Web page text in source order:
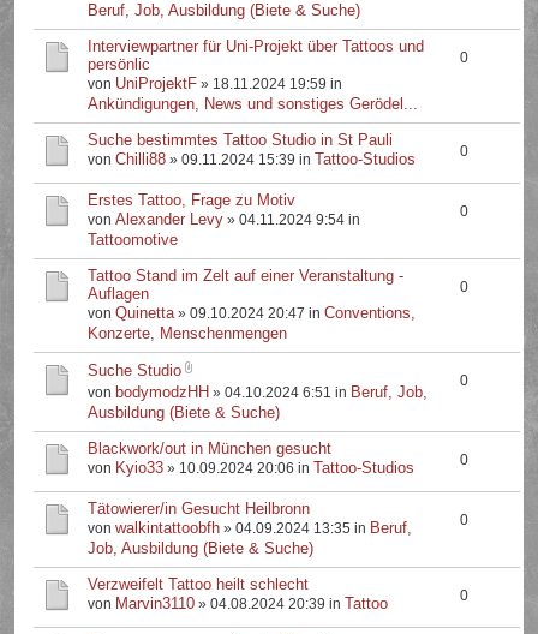
Beruf, Job, Ausbildung (Biete & Suche)
Interviewpartner für Uni-Projekt über Tattoos und
persönlic
von UniProjektF » 18.11.2024 19:59 in
Ankündigungen, News und sonstiges Gerödel...
0
Suche bestimmtes Tattoo Studio in St Pauli
vonChilli88 » 09.11.2024 15:39 in Tattoo-Studios 0
Erstes Tattoo, Frage zu Motiv
vonAlexander Levy » 04.11.2024 9:54 in
Tattoomotive
0
Tattoo Stand im Zelt auf einer Veranstaltung -
Auflagen
vonQuinetta» 09.10.2024 20:47 inConventions,
Konzerte, Menschenmengen
0
Suche Studio
von bodymodzHH » 04.10.2024 6:51 in Beruf, Job,
Ausbildung (Biete & Suche)
0
Blackwork/out in München gesucht
von Kyio33 » 10.09.2024 20:06 in Tattoo-Studios 0
Tätowierer/in Gesucht Heilbronn
vonwalkintattoobfh » 04.09.2024 13:35 in Beruf,
Job, Ausbildung (Biete & Suche)
0
Verzweifelt Tattoo heilt schlecht
von Marvin3110 » 04.08.2024 20:39 in Tattoo 0